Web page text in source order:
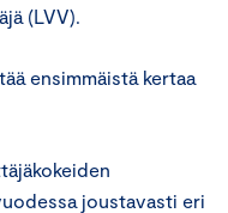
(LVV).
ensimmäistä kertaa
joustavasti eri